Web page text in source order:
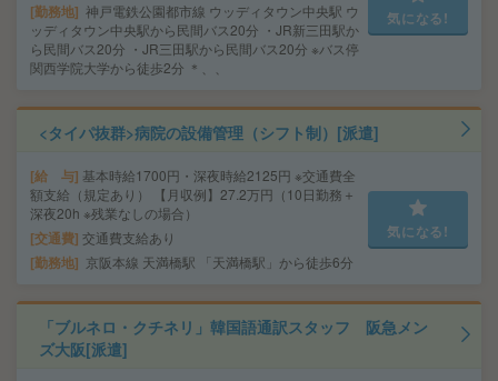
勤務地 神戸電鉄公園都市線 ウッディタウン中央駅 ウ
ッディタウン中央駅から民間バス20分 ・JR新三田駅か
ら民間バス20分 ・JR三田駅から民間バス20分 ※バス停
関西学院大学から徒歩2分 ＊、、
気になる!
<タイパ抜群>病院の設備管理（シフト制）[派遣]
給 与 基本時給1700円・深夜時給2125円 ※交通費全
額支給（規定あり） 【月収例】27.2万円（10日勤務＋
深夜20h ※残業なしの場合）
交通費 交通費支給あり
勤務地 京阪本線 天満橋駅 「天満橋駅」から徒歩6分
気になる!
「ブルネロ・クチネリ」韓国語通訳スタッフ 阪急メン
ズ大阪[派遣]